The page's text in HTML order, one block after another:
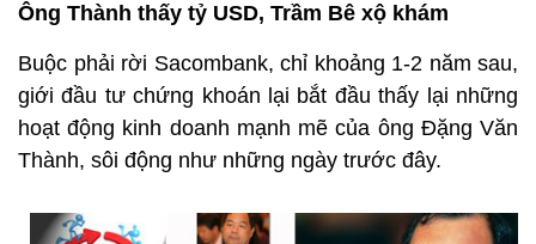
Ông Thành thấy tỷ USD, Trầm Bê xộ khám
Buộc phải rời Sacombank, chỉ khoảng 1-2 năm sau,
giới đầu tư chứng khoán lại bắt đầu thấy lại những
hoạt động kinh doanh mạnh mẽ của ông Đặng Văn
Thành, sôi động như những ngày trước đây.